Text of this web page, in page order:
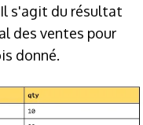
s'agit du résultat
des ventes pour
donné.